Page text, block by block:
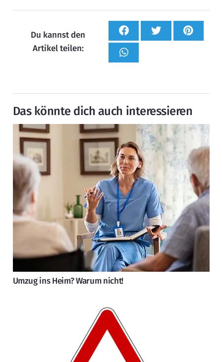
Du kannst den
Artikel teilen:
Das könnte dich auch interessieren
Umzug ins Heim? Warum nicht!